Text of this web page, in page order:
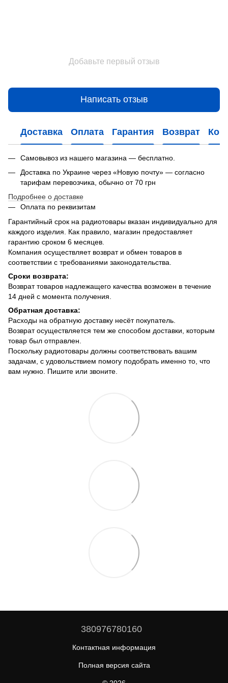
Добавьте первый отзыв
Написать отзыв
Доставка Оплата Гарантия Возврат
Самовывоз из нашего магазина — бесплатно.
Доставка по Украине через «Новую почту» — согласно
тарифам перевозчика, обычно от 70 грн
Подробнее о доставке
Оплата по реквизитам
Гарантийный срок на радиотовары вказан индивидуально для
каждого изделия. Как правило, магазин предоставляет
гарантию сроком 6 месяцев.
Компания осуществляет возврат и обмен товаров в
соответствии с требованиями законодательства.
Сроки возврата:
Возврат товаров надлежащего качества возможен в течение
14 дней с момента получения.
Обратная доставка:
Расходы на обратную доставку несёт покупатель.
Возврат осуществляется тем же способом доставки, которым
товар был отправлен.
Поскольку радиотовары должны соответствовать вашим
задачам, с удовольствием помогу подобрать именно то, что
вам нужно. Пишите или звоните.
380976780160
Контактная информация
Полная версия сайта